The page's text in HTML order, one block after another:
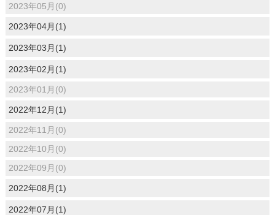
2023年05月(0)
2023年04月(1)
2023年03月(1)
2023年02月(1)
2023年01月(0)
2022年12月(1)
2022年11月(0)
2022年10月(0)
2022年09月(0)
2022年08月(1)
2022年07月(1)